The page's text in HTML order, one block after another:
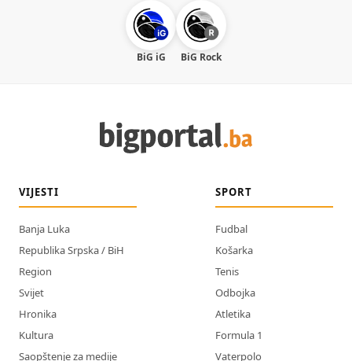
BiG iG BiG Rock
VIJESTI
Banja Luka
Republika Srpska / BiH
Region
Svijet
Hronika
Kultura
Saopštenje za medije
SPORT
Fudbal
Košarka
Tenis
Odbojka
Atletika
Formula 1
Vaterpolo